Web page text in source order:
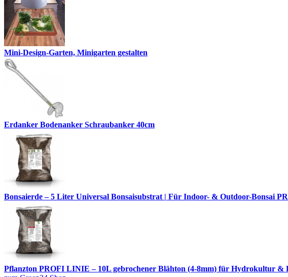
Mini-Design-Garten, Minigarten gestalten
Erdanker Bodenanker Schraubanker 40cm
Bonsaierde – 5 Liter Universal Bonsaisubstrat | Für Indoor- & Outdoor-Bonsai
Pflanzton PROFI LINIE – 10L gebrochener Blähton (4-8mm) für Hydrokultur &